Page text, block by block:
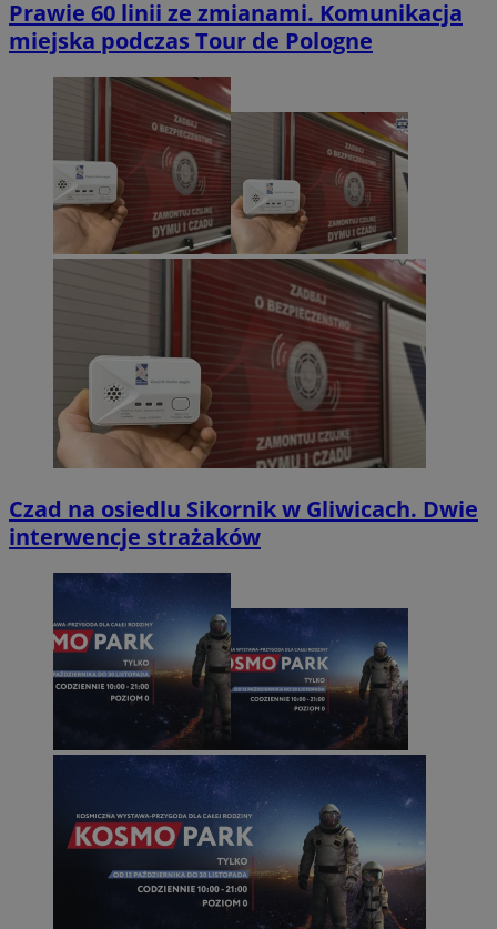
Prawie 60 linii ze zmianami. Komunikacja
miejska podczas Tour de Pologne
Czad na osiedlu Sikornik w Gliwicach. Dwie
interwencje strażaków